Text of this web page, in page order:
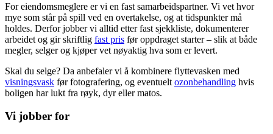
For eiendomsmeglere er vi en fast samarbeidspartner. Vi vet hvor
mye som står på spill ved en overtakelse, og at tidspunkter må
holdes. Derfor jobber vi alltid etter fast sjekkliste, dokumenterer
arbeidet og gir skriftlig fast pris før oppdraget starter – slik at både
megler, selger og kjøper vet nøyaktig hva som er levert.
Skal du selge? Da anbefaler vi å kombinere flyttevasken med
visningsvask før fotografering, og eventuelt ozonbehandling hvis
boligen har lukt fra røyk, dyr eller matos.
Vi jobber for